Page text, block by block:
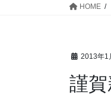
HOME
2013年1
謹